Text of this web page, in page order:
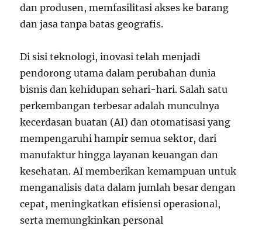
dan produsen, memfasilitasi akses ke barang
dan jasa tanpa batas geografis.
Di sisi teknologi, inovasi telah menjadi
pendorong utama dalam perubahan dunia
bisnis dan kehidupan sehari-hari. Salah satu
perkembangan terbesar adalah munculnya
kecerdasan buatan (AI) dan otomatisasi yang
mempengaruhi hampir semua sektor, dari
manufaktur hingga layanan keuangan dan
kesehatan. AI memberikan kemampuan untuk
menganalisis data dalam jumlah besar dengan
cepat, meningkatkan efisiensi operasional,
serta memungkinkan personal